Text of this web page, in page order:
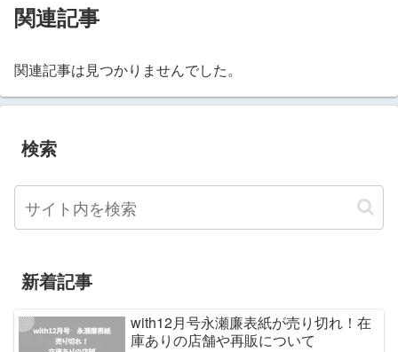
関連記事
関連記事は見つかりませんでした。
検索
新着記事
with12月号永瀬廉表紙が売り切れ！在
庫ありの店舗や再販について